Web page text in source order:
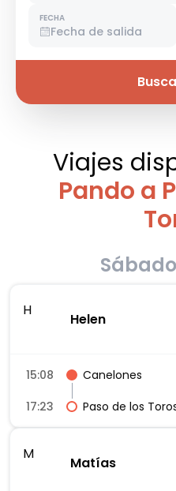
FECHA
Fecha de salida
Viajes
Pando a
H
Helen
15:08
Canelones
17:23
Paso de los
M
Matías